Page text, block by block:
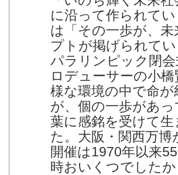
に沿って作られて
は「その一歩が、
プトが掲げられて
パラリンピック閉
ロデューサーの小
様な環境の中で命
が、個の一歩があ
葉に感銘を受けて
た。大阪・関西万
開催は1970年以来
時おいくつでした